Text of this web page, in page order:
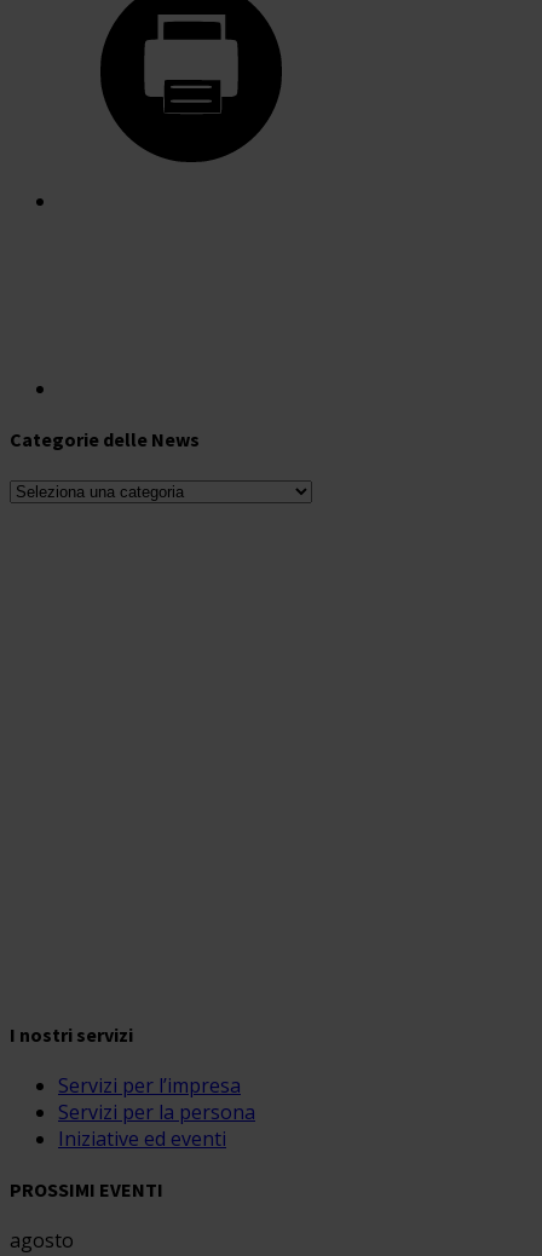
Categorie delle News
Categorie
I nostri servizi
Servizi per l’impresa
Servizi per la persona
Iniziative ed eventi
PROSSIMI EVENTI
agosto